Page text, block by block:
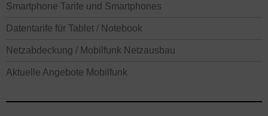
Smartphone Tarife und Smartphones
Datentarife für Tablet / Notebook
Netzabdeckung / Mobilfunk Netzausbau
Aktuelle Angebote Mobilfunk